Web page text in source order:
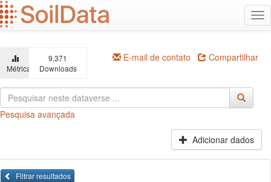
Ir
para
o
principal
Métricas
9,371
Downloads
E-mail de contato Compartilhar
Pesquisa avançada
Adicionar dados
Filtrar resultados